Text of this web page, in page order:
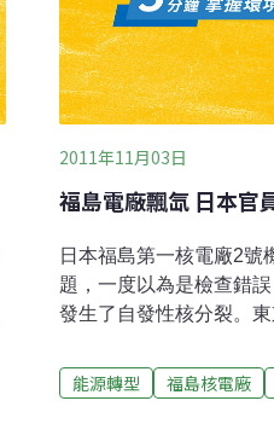
2011年11月03日
福島電廠飄氙 日本官
日本福島第一核電廠2號
題，一度以為是檢查錯
發生了自發性核分裂。
測錯誤，但日本經濟產
子能研究開發機構分析
能源轉型 福島核電廠